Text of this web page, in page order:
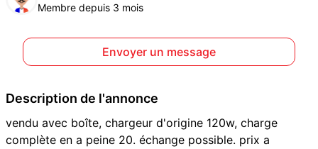
Membre depuis 3 mois
Envoyer un message
Description de l'annonce
vendu avec boîte, chargeur d'origine 120w, charge
complète en a peine 20. échange possible. prix a